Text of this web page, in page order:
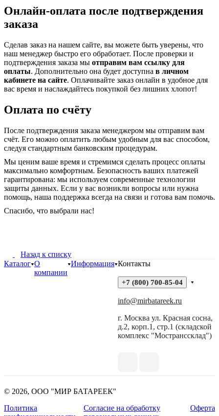
Онлайн-оплата после подтверждения
заказа
Сделав заказ на нашем сайте, вы можете быть уверены, что
наш менеджер быстро его обработает. После проверки и
подтверждения заказа мы отправим вам ссылку для
оплаты. Дополнительно она будет доступна в личном
кабинете на сайте. Оплачивайте заказ онлайн в удобное для
вас время и наслаждайтесь покупкой без лишних хлопот!
Оплата по счёту
После подтверждения заказа менеджером мы отправим вам
счёт. Его можно оплатить любым удобным для вас способом,
следуя стандартным банковским процедурам.
Мы ценим ваше время и стремимся сделать процесс оплаты
максимально комфортным. Безопасность ваших платежей
гарантирована: мы используем современные технологии
защиты данных. Если у вас возникли вопросы или нужна
помощь, наша поддержка всегда на связи и готова вам помочь.
Спасибо, что выбрали нас!
Назад к списку
Каталог О
компании
Информация Контакты
+7 (800) 700-85-04
info@mirbatareek.ru
г. Москва ул. Красная сосна,
д.2, корп.1, стр.1 (складской
комплекс "Мостранссклад")
© 2026, ООО "МИР БАТАРЕЕК"
Политика
Согласие на обработку
Оферта